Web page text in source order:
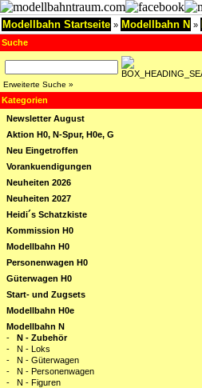
Modellbahn Startseite » Modellbahn N »
Suche
Erweiterte Suche »
Kategorien
Newsletter August
Aktion H0, N-Spur, H0e, G
Neu Eingetroffen
Vorankuendigungen
Neuheiten 2026
Neuheiten 2027
Heidi´s Schatzkiste
Kommission H0
Modellbahn H0
Personenwagen H0
Güterwagen H0
Start- und Zugsets
Modellbahn H0e
Modellbahn N
- N - Zubehör
- N - Loks
- N - Güterwagen
- N - Personenwagen
- N - Figuren